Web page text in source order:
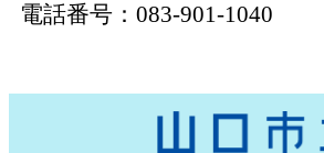
電話番号：083-901-1040